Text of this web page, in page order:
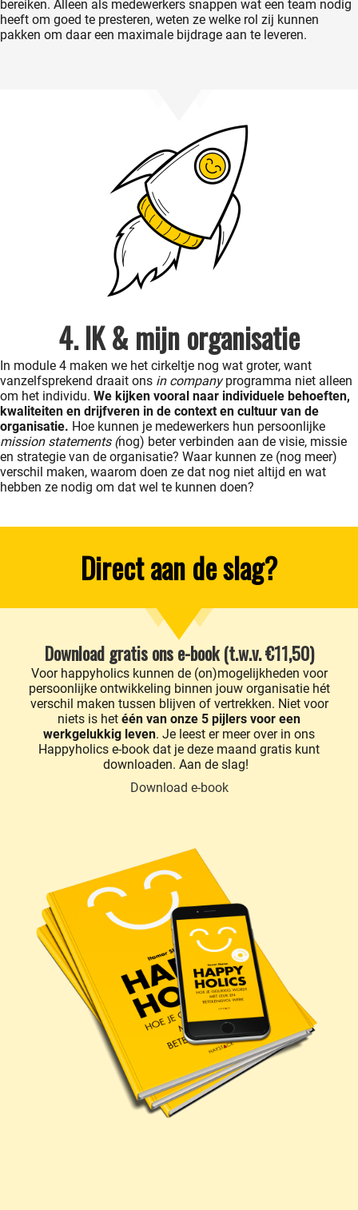
bereiken. Alleen als medewerkers snappen wat een team nodig
heeft om goed te presteren, weten ze welke rol zij kunnen
pakken om daar een maximale bijdrage aan te leveren.
4. IK & mijn organisatie
In module 4 maken we het cirkeltje nog wat groter, want
vanzelfsprekend draait ons in companyprogramma niet alleen
om het individu. We kijken vooral naar individuele behoeften,
kwaliteiten en drijfveren in de context en cultuur van de
organisatie. Hoe kunnen je medewerkers hun persoonlijke
mission statements (nog) beter verbinden aan de visie, missie
en strategie van de organisatie? Waar kunnen ze (nog meer)
verschil maken, waarom doen ze dat nog niet altijd en wat
hebben ze nodig om dat wel te kunnen doen?
Direct aan de slag?
Download gratis ons e-book (t.w.v. €11,50)
Voor happyholics kunnen de (on)mogelijkheden voor
persoonlijke ontwikkeling binnen jouw organisatie hét
verschil maken tussen blijven of vertrekken. Niet voor
niets is het één van onze 5 pijlers voor een
werkgelukkig leven. Je leest er meer over in ons
Happyholics e-book dat je deze maand gratis kunt
downloaden. Aan de slag!
Download e-book